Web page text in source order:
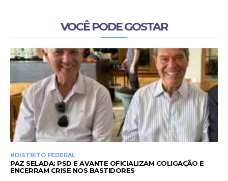
VOCÊ PODE GOSTAR
#DISTRITO FEDERAL
PAZ SELADA: PSD E AVANTE OFICIALIZAM COLIGAÇÃO E
ENCERRAM CRISE NOS BASTIDORES